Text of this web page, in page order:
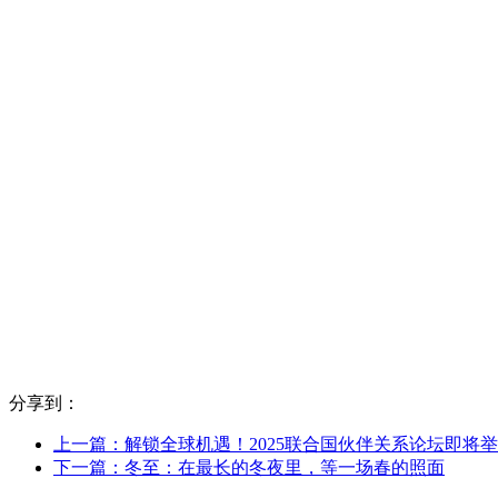
分享到：
上一篇：解锁全球机遇！2025联合国伙伴关系论坛即将
下一篇：冬至：在最长的冬夜里，等一场春的照面